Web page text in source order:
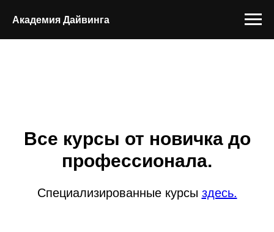
Академия Дайвинга
Все курсы от новичка до
профессионала.
Специализированные курсы здесь.